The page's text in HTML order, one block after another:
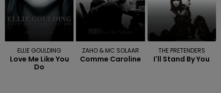
ELLIE GOULDING
Love Me Like You
Do
ZAHO & MC SOLAAR
Comme Caroline
THE PRETENDERS
I'll Stand By You